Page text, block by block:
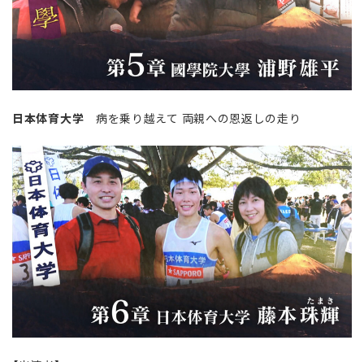
日本体育大学 病を乗り越えて 両親への恩返しの走り